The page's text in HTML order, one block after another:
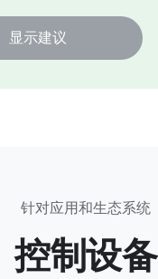
显示建议
针对应用和生态系统
控制设备